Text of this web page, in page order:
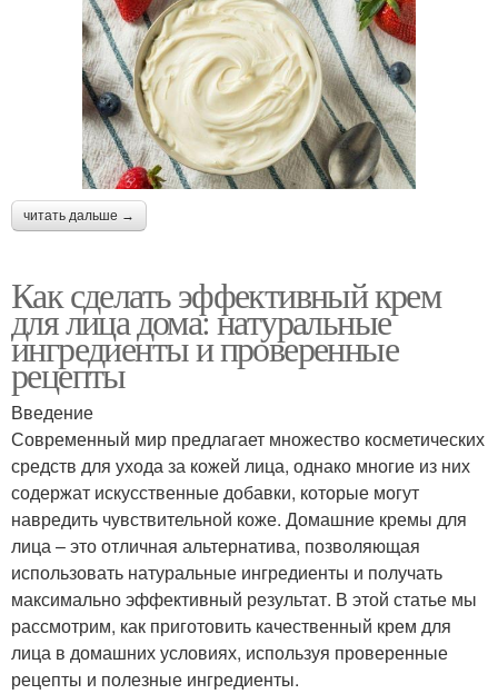
читать дальше →
Как сделать эффективный крем
для лица дома: натуральные
ингредиенты и проверенные
рецепты
Введение
Современный мир предлагает множество косметических
средств для ухода за кожей лица, однако многие из них
содержат искусственные добавки, которые могут
навредить чувствительной коже. Домашние кремы для
лица – это отличная альтернатива, позволяющая
использовать натуральные ингредиенты и получать
максимально эффективный результат. В этой статье мы
рассмотрим, как приготовить качественный крем для
лица в домашних условиях, используя проверенные
рецепты и полезные ингредиенты.